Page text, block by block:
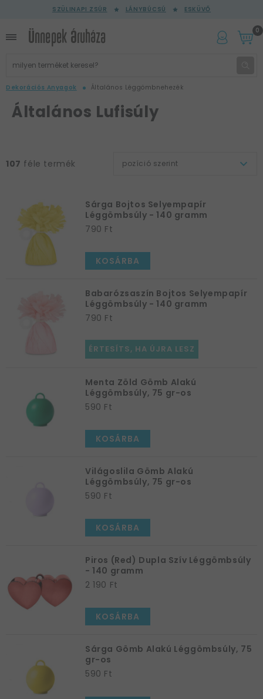
SZÜLINAPI ZSÚR LÁNYBÚCSÚ ESKÜVŐ
0
Dekorációs Anyagok Általános Léggömbnehezék
Általános Lufisúly
107 féle termék pozíció szerint
Sárga Bojtos Selyempapír
Léggömbsúly - 140 gramm
790 Ft
KOSÁRBA
Babarózsaszín Bojtos Selyempapír
Léggömbsúly - 140 gramm
790 Ft
ÉRTESÍTS, HA ÚJRA LESZ
Menta Zöld Gömb Alakú
Léggömbsúly, 75 gr-os
590 Ft
KOSÁRBA
Világoslila Gömb Alakú
Léggömbsúly, 75 gr-os
590 Ft
KOSÁRBA
Piros (Red) Dupla Szív Léggömbsúly
- 140 gramm
2 190 Ft
KOSÁRBA
Sárga Gömb Alakú Léggömbsúly, 75
gr-os
590 Ft